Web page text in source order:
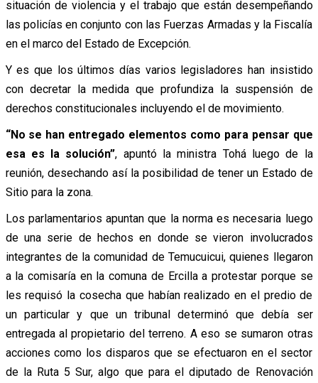
situación de violencia y el trabajo que están desempeñando
las policías en conjunto con las Fuerzas Armadas y la Fiscalía
en el marco del Estado de Excepción.
Y es que los últimos días varios legisladores han insistido
con decretar la medida que profundiza la suspensión de
derechos constitucionales incluyendo el de movimiento.
“No se han entregado elementos como para pensar que
esa es la solución”, apuntó la ministra Tohá luego de la
reunión, desechando así la posibilidad de tener un Estado de
Sitio para la zona.
Los parlamentarios apuntan que la norma es necesaria luego
de una serie de hechos en donde se vieron involucrados
integrantes de la comunidad de Temucuicui, quienes llegaron
a la comisaría en la comuna de Ercilla a protestar porque se
les requisó la cosecha que habían realizado en el predio de
un particular y que un tribunal determinó que debía ser
entregada al propietario del terreno. A eso se sumaron otras
acciones como los disparos que se efectuaron en el sector
de la Ruta 5 Sur, algo que para el diputado de Renovación